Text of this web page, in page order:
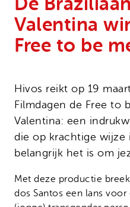
Valentina
Free to be
Hivos reikt op 19
Filmdagen de Free to
Valentina: een
die op krachtige wijze
belangrijk het is om
Met deze productie
dos Santos een lans
Noodfonds voor
Onze successen
Jaarverslag
Veelgestelde vragen